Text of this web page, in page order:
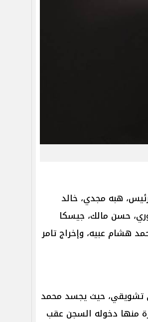
هبه مجدي، خالد
حسن مالك، جيسكا
هشام عبيه، وإخراج تامر
تشويقي، حيث يجسد محمد
منها دخوله السجن عقب